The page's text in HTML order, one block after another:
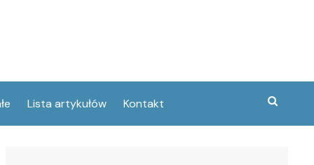
Lista artykułów Kontakt